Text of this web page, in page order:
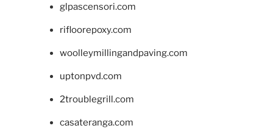
glpascensori.com
rifloorepoxy.com
woolleymillingandpaving.com
uptonpvd.com
2troublegrill.com
casateranga.com